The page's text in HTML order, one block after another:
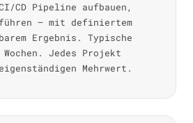
CD Pipeline aufbauen,
— mit definiertem
Ergebnis. Typische
Jedes Projekt
Mehrwert.